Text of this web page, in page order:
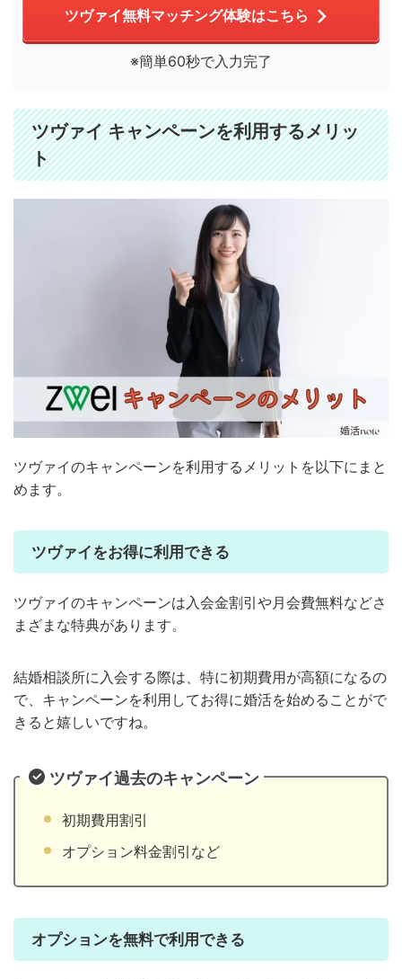
ツヴァイ無料マッチング体験はこちら
※簡単60秒で入力完了
ツヴァイ キャンペーンを利用するメリッ
ト
ツヴァイのキャンペーンを利用するメリットを以下にまと
めます。
ツヴァイをお得に利用できる
ツヴァイのキャンペーンは入会金割引や月会費無料などさ
まざまな特典があります。
結婚相談所に入会する際は、特に初期費用が高額になるの
で、キャンペーンを利用してお得に婚活を始めることがで
きると嬉しいですね。
ツヴァイ過去のキャンペーン
初期費用割引
オプション料金割引など
オプションを無料で利用できる